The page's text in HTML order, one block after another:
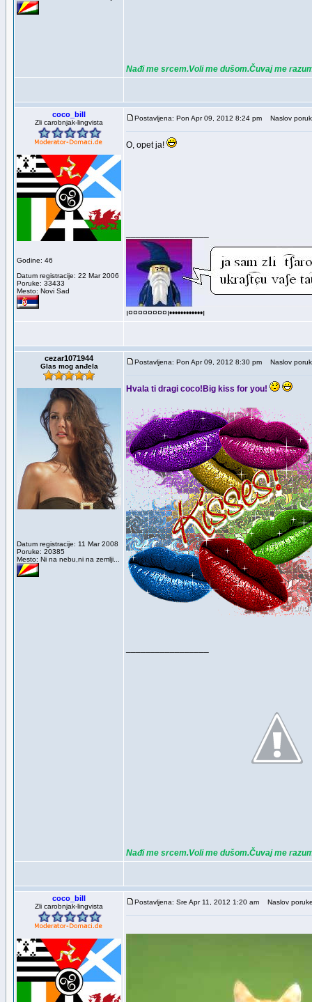
Nađi me srcem.Voli me dušom.Čuvaj me
coco_bill
Zli carobnjak-lingvista
Godine: 46
Datum registracije: 22 Mar 2006
Poruke: 33433
Mesto: Novi Sad
Postavljena: Pon Apr 09, 2012 8:24 pm Naslov
O, opet ja!
ı¤¤¤¤¤¤¤¤ı••••••••••••ı
cezar1071944
Glas mog anđela
Datum registracije: 11 Mar 2008
Poruke: 20385
Mesto: Ni na nebu,ni na zemlji...
Postavljena: Pon Apr 09, 2012 8:30 pm Naslov
Hvala ti dragi coco!Big kiss for you!
Nađi me srcem.Voli me dušom.Čuvaj me
coco_bill
Zli carobnjak-lingvista
Postavljena: Sre Apr 11, 2012 1:20 am Naslov